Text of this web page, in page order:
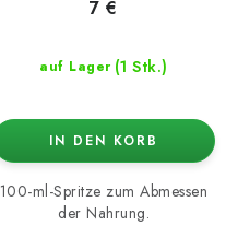
auf Lager (1 Stk.)
7 €
IN DEN KORB
100-ml-Spritze zum Abmessen
der Nahrung.